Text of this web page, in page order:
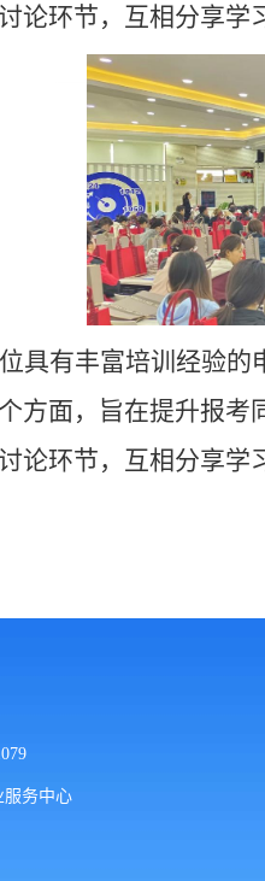
论环节，互相分享学
具有丰富培训经验的
方面，旨在提升报
论环节，互相分享学
服务中心